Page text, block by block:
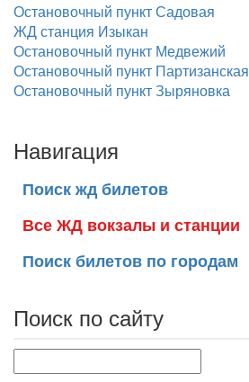
Остановочный пункт Садовая
ЖД станция Изыкан
Остановочный пункт Медвежий
Остановочный пункт Партизанская
Остановочный пункт Зыряновка
Навигация
Поиск жд билетов
Все ЖД вокзалы и станции
Поиск билетов по городам
Поиск по сайту